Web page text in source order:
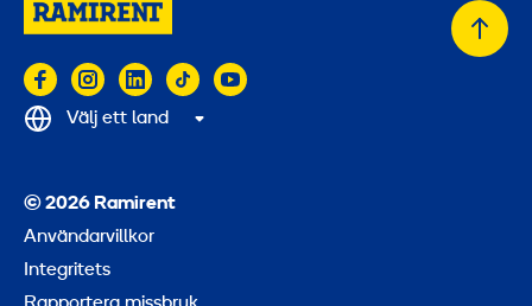
© 2026 Ramirent
Användarvillkor
Integritets
Välj ett land